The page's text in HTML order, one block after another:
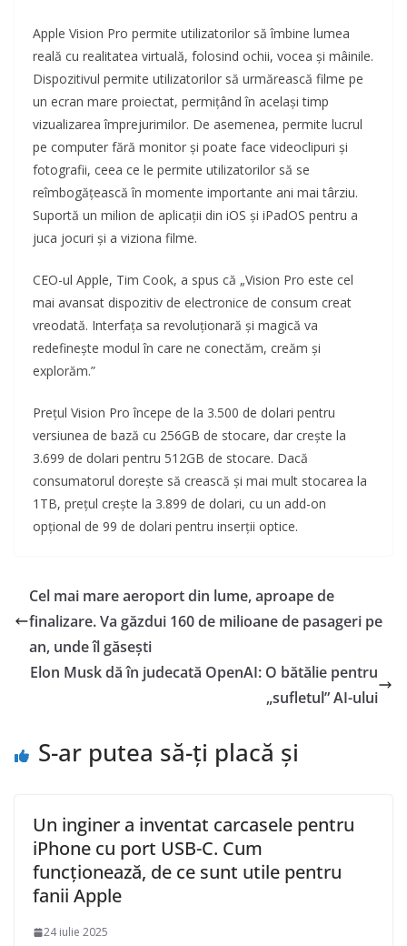
Apple Vision Pro permite utilizatorilor să îmbine lumea
reală cu realitatea virtuală, folosind ochii, vocea și mâinile.
Dispozitivul permite utilizatorilor să urmărească filme pe
un ecran mare proiectat, permițând în același timp
vizualizarea împrejurimilor. De asemenea, permite lucrul
pe computer fără monitor și poate face videoclipuri și
fotografii, ceea ce le permite utilizatorilor să se
reîmbogățească în momente importante ani mai târziu.
Suportă un milion de aplicații din iOS și iPadOS pentru a
juca jocuri și a viziona filme.
CEO-ul Apple, Tim Cook, a spus că „Vision Pro este cel
mai avansat dispozitiv de electronice de consum creat
vreodată. Interfața sa revoluționară și magică va
redefinește modul în care ne conectăm, creăm și
explorăm.”
Prețul Vision Pro începe de la 3.500 de dolari pentru
versiunea de bază cu 256GB de stocare, dar crește la
3.699 de dolari pentru 512GB de stocare. Dacă
consumatorul dorește să crească și mai mult stocarea la
1TB, prețul crește la 3.899 de dolari, cu un add-on
opțional de 99 de dolari pentru inserții optice.
Cel mai mare aeroport din lume, aproape de
finalizare. Va găzdui 160 de milioane de pasageri pe
an, unde îl găsești
Elon Musk dă în judecată OpenAI: O bătălie pentru
„sufletul” AI-ului
S-ar putea să-ți placă și
Un inginer a inventat carcasele pentru
iPhone cu port USB-C. Cum
funcționează, de ce sunt utile pentru
fanii Apple
24 iulie 2025